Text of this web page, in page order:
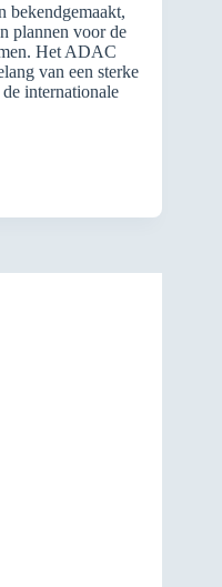
plannen voor de
Het ADAC
van een sterke
internationale